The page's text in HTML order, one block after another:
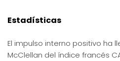
Estadísticas
El impulso interno positivo ha
McClellan del índice francés